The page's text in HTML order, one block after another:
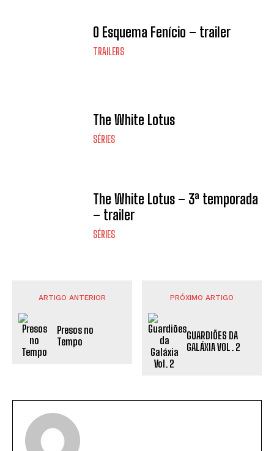
O Esquema Fenício – trailer
TRAILERS
The White Lotus
SÉRIES
The White Lotus – 3ª temporada
– trailer
SÉRIES
ARTIGO ANTERIOR
Presos no
Tempo
PRÓXIMO ARTIGO
GUARDIÕES DA
GALÁXIA VOL. 2